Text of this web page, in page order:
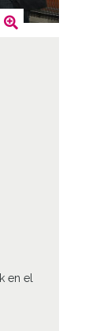
en el